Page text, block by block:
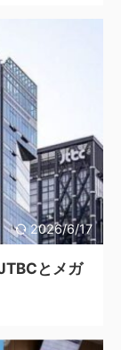
2026/6/17
とメガ